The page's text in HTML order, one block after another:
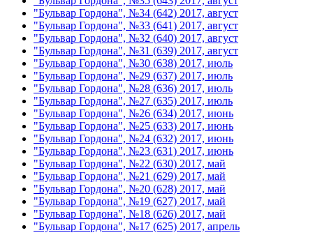
"Бульвар Гордона", №34 (642) 2017, август
"Бульвар Гордона", №33 (641) 2017, август
"Бульвар Гордона", №32 (640) 2017, август
"Бульвар Гордона", №31 (639) 2017, август
"Бульвар Гордона", №30 (638) 2017, июль
"Бульвар Гордона", №29 (637) 2017, июль
"Бульвар Гордона", №28 (636) 2017, июль
"Бульвар Гордона", №27 (635) 2017, июль
"Бульвар Гордона", №26 (634) 2017, июнь
"Бульвар Гордона", №25 (633) 2017, июнь
"Бульвар Гордона", №24 (632) 2017, июнь
"Бульвар Гордона", №23 (631) 2017, июнь
"Бульвар Гордона", №22 (630) 2017, май
"Бульвар Гордона", №21 (629) 2017, май
"Бульвар Гордона", №20 (628) 2017, май
"Бульвар Гордона", №19 (627) 2017, май
"Бульвар Гордона", №18 (626) 2017, май
"Бульвар Гордона", №17 (625) 2017, апрель